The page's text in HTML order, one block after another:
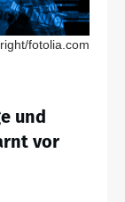
fotolia.com
und
vor